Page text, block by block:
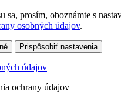
sa, prosím, oboznámte s
osobných údajov.
Prispôsobiť nastavenia
údajov
ochrany údajov